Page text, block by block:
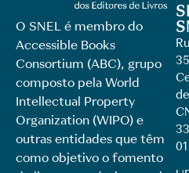
O SNEL é membro do
Accessible Books
Consortium (ABC), grupo
composto pela World
Intellectual Property
Organization (WIPO) e
outras entidades que têm
como objetivo o fomento
01